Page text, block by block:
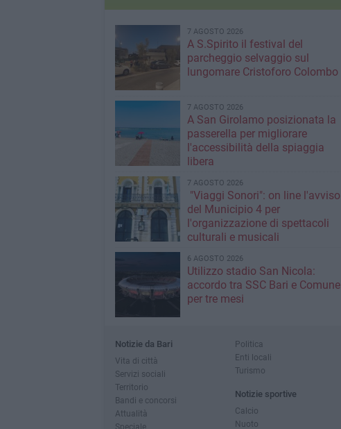
7 AGOSTO 2026
A S.Spirito il festival del
parcheggio selvaggio sul
lungomare Cristoforo Colombo
7 AGOSTO 2026
A San Girolamo posizionata la
passerella per migliorare
l'accessibilità della spiaggia
libera
7 AGOSTO 2026
"Viaggi Sonori": on line l'avviso
del Municipio 4 per
l'organizzazione di spettacoli
culturali e musicali
6 AGOSTO 2026
Utilizzo stadio San Nicola:
accordo tra SSC Bari e Comune
per tre mesi
Notizie da Bari
Vita di città
Servizi sociali
Territorio
Bandi e concorsi
Attualità
Speciale
Politica
Enti locali
Turismo
Notizie sportive
Calcio
Nuoto